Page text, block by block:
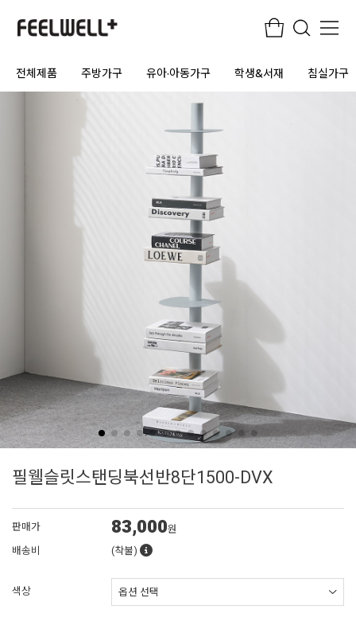
전체제품 주방가구 유아·아동가구 학생&서재 침실가구
필웰슬릿스탠딩북선반8단1500-DVX
판매가 83,000원
배송비
(착불)
색상